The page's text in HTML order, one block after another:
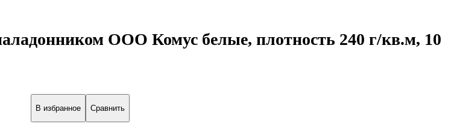
ООО Комус белые, плотность 240 г/кв.м, 10
В избранное Сравнить